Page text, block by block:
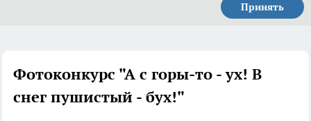
Принять
Фотоконкурс "А с горы-то - ух! В
снег пушистый - бух!"